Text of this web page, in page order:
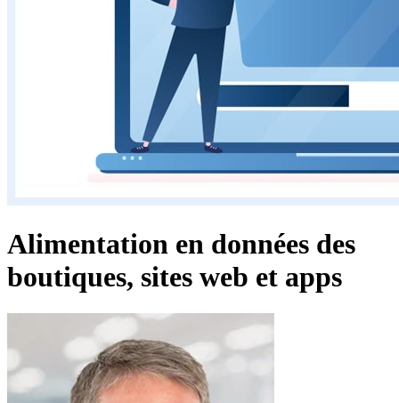
Alimentation en données des
boutiques, sites web et apps